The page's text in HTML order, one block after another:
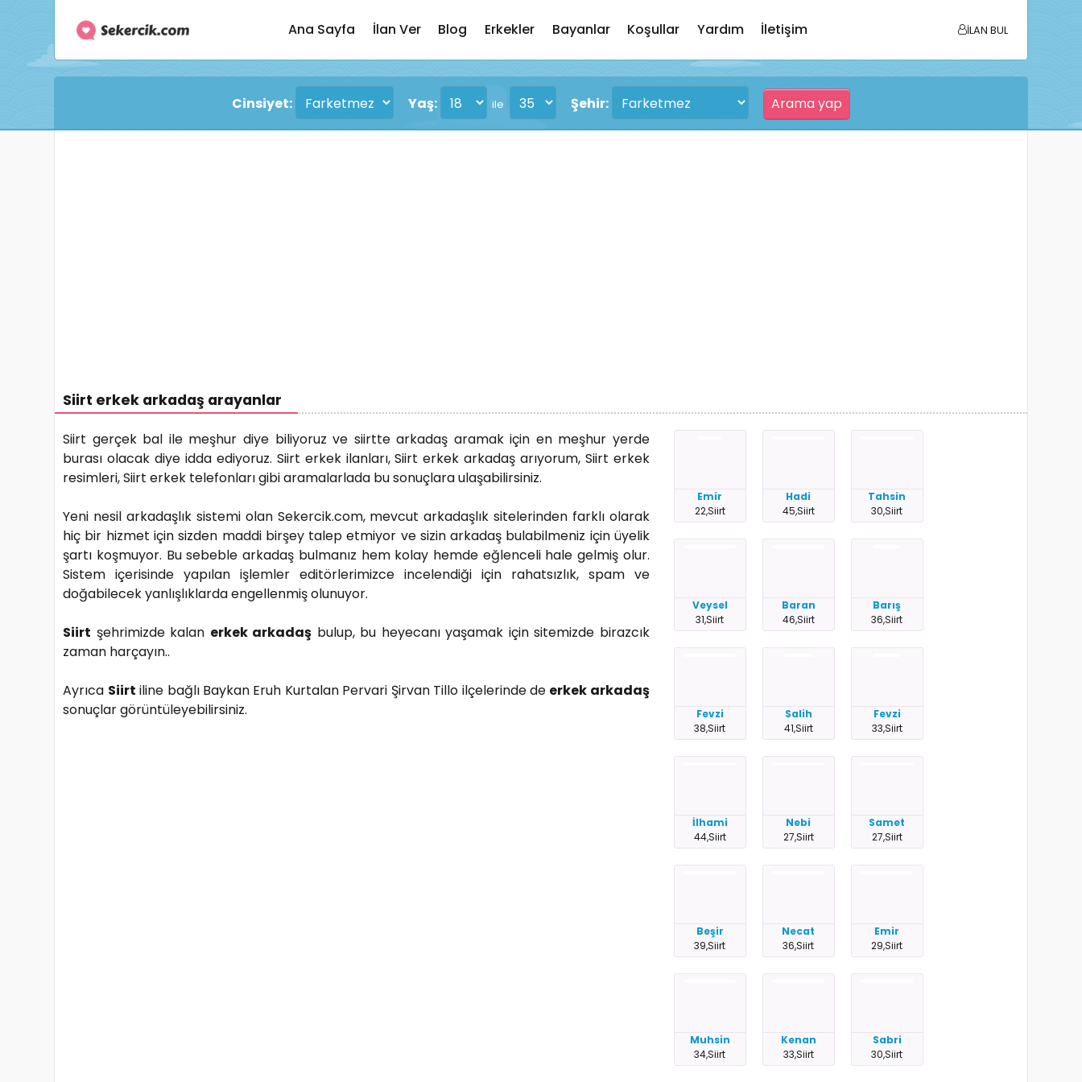
Ana Sayfa İlan Ver Blog Erkekler Bayanlar Koşullar Yardım İletişim İLAN BUL
Cinsiyet: Yaş: ile Şehir:
Siirt erkek arkadaş arayanlar
Siirt gerçek bal ile meşhur diye biliyoruz ve siirtte arkadaş aramak için en meşhur yerde
burası olacak diye idda ediyoruz. Siirt erkek ilanları, Siirt erkek arkadaş arıyorum, Siirt erkek
resimleri, Siirt erkek telefonları gibi aramalarlada bu sonuçlara ulaşabilirsiniz.
Yeni nesil arkadaşlık sistemi olan Sekercik.com, mevcut arkadaşlık sitelerinden farklı olarak
hiç bir hizmet için sizden maddi birşey talep etmiyor ve sizin arkadaş bulabilmeniz için üyelik
şartı koşmuyor. Bu sebeble arkadaş bulmanız hem kolay hemde eğlenceli hale gelmiş olur.
Sistem içerisinde yapılan işlemler editörlerimizce incelendiği için rahatsızlık, spam ve
doğabilecek yanlışlıklarda engellenmiş olunuyor.
Siirt şehrimizde kalan erkek arkadaş bulup, bu heyecanı yaşamak için sitemizde birazcık
zaman harçayın..
Ayrıca Siirt iline bağlı Baykan Eruh Kurtalan Pervari Şirvan Tillo ilçelerinde de erkek arkadaş
sonuçlar görüntüleyebilirsiniz.
Emir
22,Siirt
Hadi
45,Siirt
Tahsin
30,Siirt
Veysel
31,Siirt
Baran
46,Siirt
Barış
36,Siirt
Fevzi
38,Siirt
Salih
41,Siirt
Fevzi
33,Siirt
İlhami
44,Siirt
Nebi
27,Siirt
Samet
27,Siirt
Beşir
39,Siirt
Necat
36,Siirt
Emir
29,Siirt
Muhsin
34,Siirt
Kenan
33,Siirt
Sabri
30,Siirt